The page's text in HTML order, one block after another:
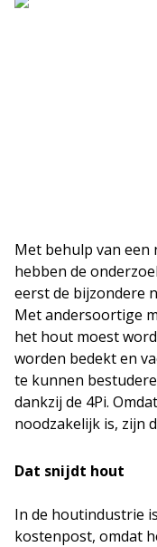
Met behulp van een
hebben de
eerst de bijzondere
Met andersoortige
het hout moest
worden bedekt en
te kunnen
dankzij de 4Pi.
noodzakelijk is, zijn
Dat snijdt hout
In de houtindustrie
kostenpost, omdat